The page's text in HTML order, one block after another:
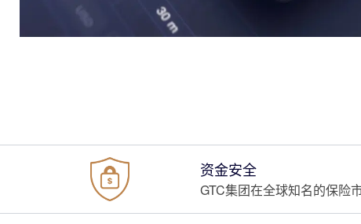
资金安全
GTC集团在全球知名的保险